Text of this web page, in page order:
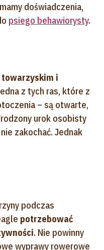
doświadczenia,
psiego behawiorysty.
towarzyskim i
z tych ras, które z
– są otwarte,
urok osobisty
zakochać. Jednak
podczas
potrzebować
. Nie powinny
wyprawy rowerowe